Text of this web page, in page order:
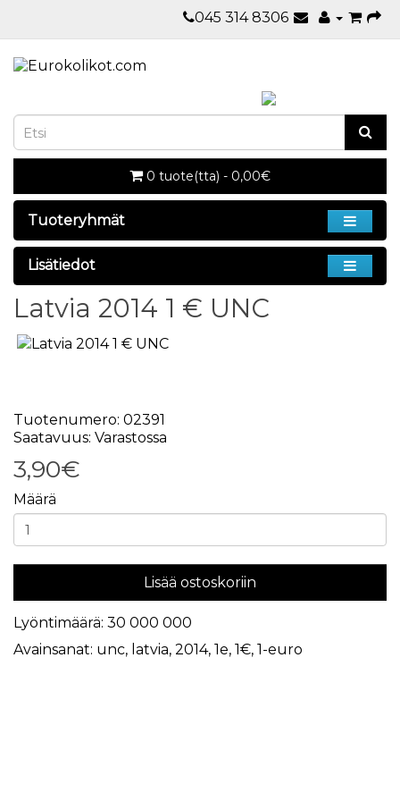
045 314 8306
0 tuote(tta) - 0,00€
Tuoteryhmät
Lisätiedot
Latvia 2014 1 € UNC
Tuotenumero: 02391
Saatavuus: Varastossa
3,90€
Määrä
Lisää ostoskoriin
Lyöntimäärä: 30 000 000
Avainsanat: unc, latvia, 2014, 1e, 1€, 1-euro